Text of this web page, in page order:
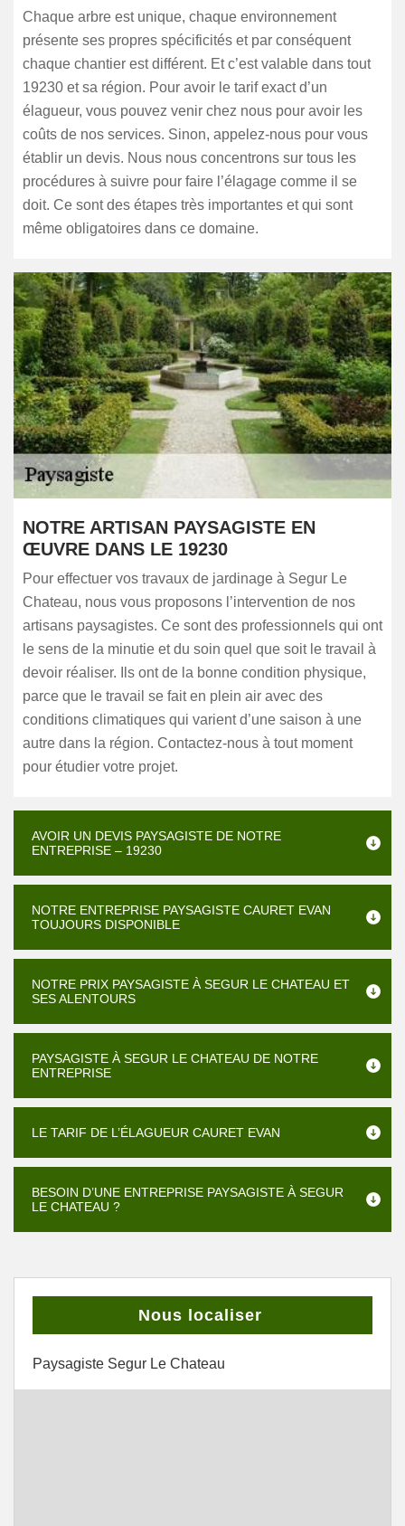
Chaque arbre est unique, chaque environnement
présente ses propres spécificités et par conséquent
chaque chantier est différent. Et c’est valable dans tout
19230 et sa région. Pour avoir le tarif exact d’un
élagueur, vous pouvez venir chez nous pour avoir les
coûts de nos services. Sinon, appelez-nous pour vous
établir un devis. Nous nous concentrons sur tous les
procédures à suivre pour faire l’élagage comme il se
doit. Ce sont des étapes très importantes et qui sont
même obligatoires dans ce domaine.
NOTRE ARTISAN PAYSAGISTE EN
ŒUVRE DANS LE 19230
Pour effectuer vos travaux de jardinage à Segur Le
Chateau, nous vous proposons l’intervention de nos
artisans paysagistes. Ce sont des professionnels qui ont
le sens de la minutie et du soin quel que soit le travail à
devoir réaliser. Ils ont de la bonne condition physique,
parce que le travail se fait en plein air avec des
conditions climatiques qui varient d’une saison à une
autre dans la région. Contactez-nous à tout moment
pour étudier votre projet.
AVOIR UN DEVIS PAYSAGISTE DE NOTRE
ENTREPRISE – 19230
NOTRE ENTREPRISE PAYSAGISTE CAURET EVAN
TOUJOURS DISPONIBLE
NOTRE PRIX PAYSAGISTE À SEGUR LE CHATEAU ET
SES ALENTOURS
PAYSAGISTE À SEGUR LE CHATEAU DE NOTRE
ENTREPRISE
LE TARIF DE L’ÉLAGUEUR CAURET EVAN
BESOIN D’UNE ENTREPRISE PAYSAGISTE À SEGUR
LE CHATEAU ?
Nous localiser
Paysagiste Segur Le Chateau